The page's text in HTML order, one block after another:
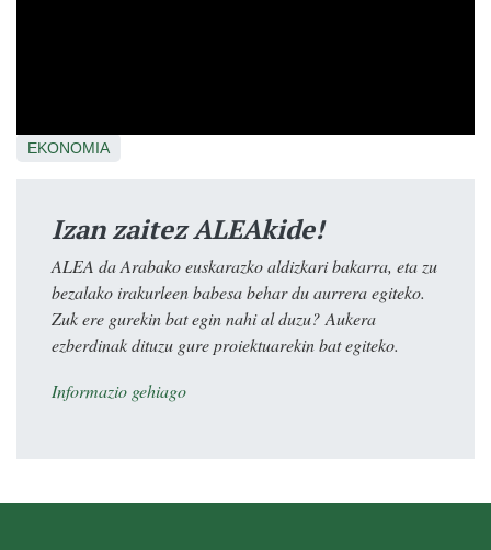
EKONOMIA
Izan zaitez ALEAkide!
ALEA da Arabako euskarazko aldizkari bakarra, eta zu
bezalako irakurleen babesa behar du aurrera egiteko.
Zuk ere gurekin bat egin nahi al duzu? Aukera
ezberdinak dituzu gure proiektuarekin bat egiteko.
Informazio gehiago